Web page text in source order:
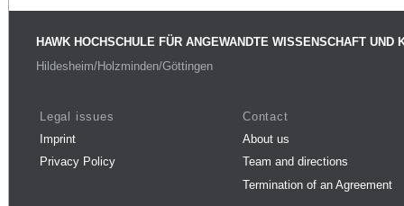
HAWK HOCHSCHULE FÜR ANGEWANDTE WISSENSCHAFT UND
Hildesheim/Holzminden/Göttingen
Legal issues
Imprint
Privacy Policy
Contact
About us
Team and directions
Termination of an Agreement